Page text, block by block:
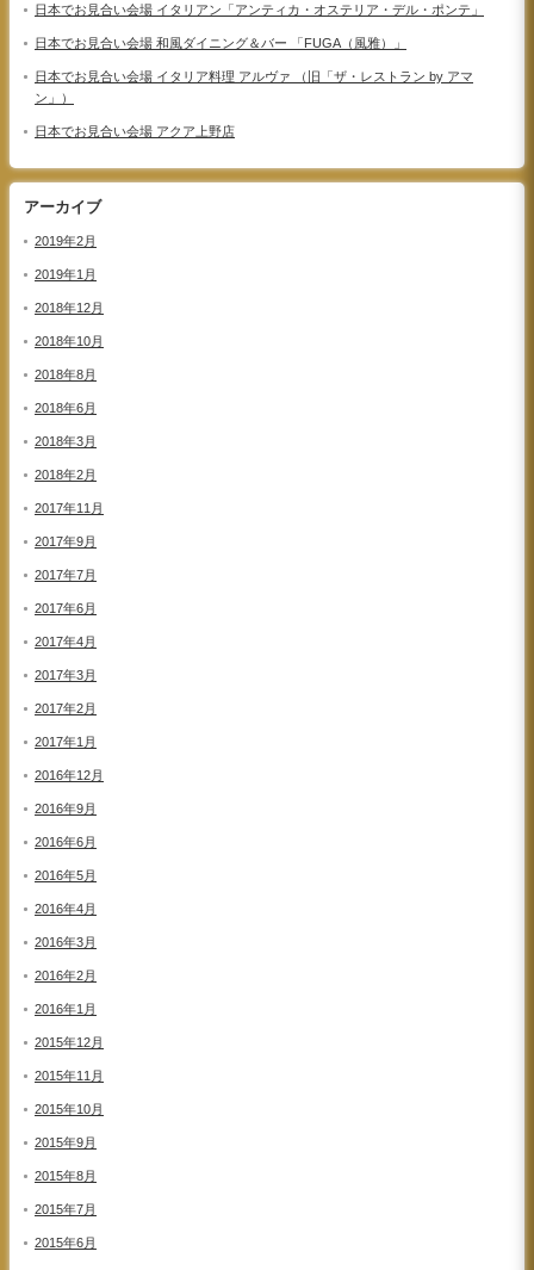
日本でお見合い会場 イタリアン「アンティカ・オステリア・デル・ポンテ」
日本でお見合い会場 和風ダイニング＆バー 「FUGA（風雅）」
日本でお見合い会場 イタリア料理 アルヴァ （旧「ザ・レストラン by アマ
ン」）
日本でお見合い会場 アクア上野店
アーカイブ
2019年2月
2019年1月
2018年12月
2018年10月
2018年8月
2018年6月
2018年3月
2018年2月
2017年11月
2017年9月
2017年7月
2017年6月
2017年4月
2017年3月
2017年2月
2017年1月
2016年12月
2016年9月
2016年6月
2016年5月
2016年4月
2016年3月
2016年2月
2016年1月
2015年12月
2015年11月
2015年10月
2015年9月
2015年8月
2015年7月
2015年6月